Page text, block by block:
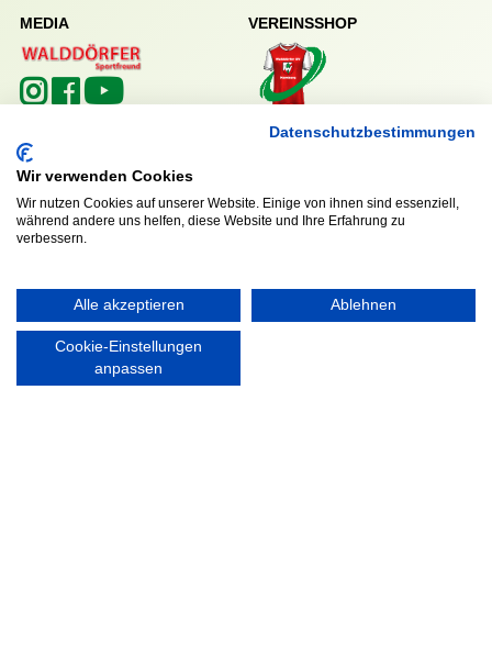
MEDIA VEREINSSHOP
RECHTLICHES
Impressum
Datenschutzerklärung
Datenschutzbestimmungen
Wir verwenden Cookies
Wir nutzen Cookies auf unserer Website. Einige von ihnen sind essenziell,
während andere uns helfen, diese Website und Ihre Erfahrung zu
verbessern.
Alle akzeptieren Ablehnen
Cookie-Einstellungen
anpassen